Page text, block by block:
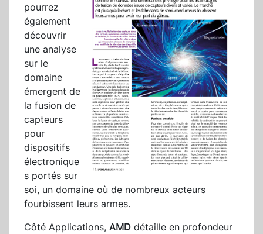
pourrez
également
découvrir
une analyse
sur le
domaine
émergent de
la fusion de
capteurs
pour
dispositifs
électronique
s portés sur
soi, un domaine où de nombreux acteurs
fourbissent leurs armes.
Côté Applications, AMD détaille en profondeur